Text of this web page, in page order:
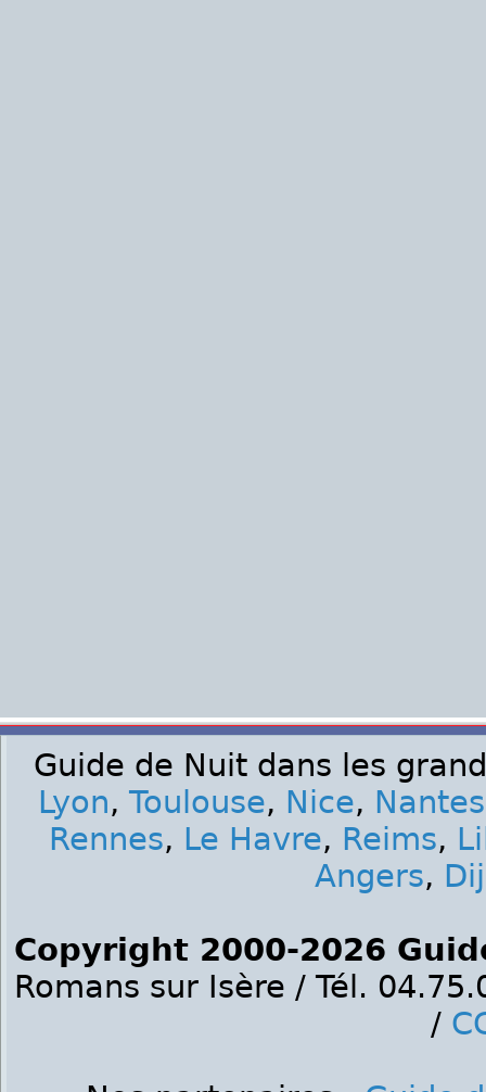
Guide de Nuit dans les
Lyon, Toulouse, Nice, Nantes
Rennes, Le Havre, Reims,
Angers,
Copyright 2000-2026
Romans sur Isère / Tél.
/